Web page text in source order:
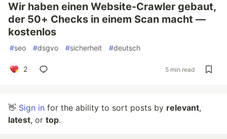
Wir haben einen Website-Crawler gebaut,
der 50+ Checks in einem Scan macht —
kostenlos
#seo #dsgvo #sicherheit #deutsch
2 5 min read
👋 Sign in for the ability to sort posts by relevant,
latest, or top.